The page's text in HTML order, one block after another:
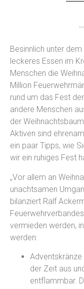
Besinnlich unter
leckeres Essen im
Menschen die
Million
rund um das Fest
andere Menschen
der
Aktiven sind
ein paar Tipps, wie
wir ein ruhiges Fest
„Vor allem an
unachtsamen
bilanziert Ralf
vermieden werden,
werden:
der Zeit aus
entflammbar.